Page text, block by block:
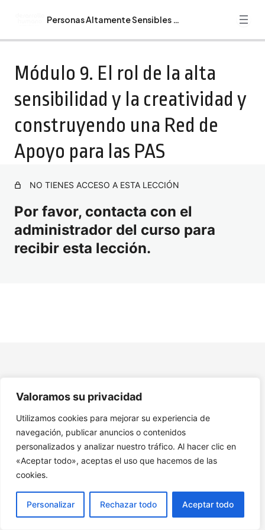
Valoramos su privacidad
Utilizamos cookies para mejorar su experiencia de
navegación, publicar anuncios o contenidos
personalizados y analizar nuestro tráfico. Al hacer clic en
«Aceptar todo», aceptas el uso que hacemos de las
cookies.
Personalizar Rechazar todo Aceptar todo
Personas Altamente Sensibles (PAS)
Guía Alumn@ Curso Personas Altamente Sensibles (PAS)
Bienvenida. Recomendaciones. Programa Formativo
Curso Personas Altamente Sensibles (PAS)
Módulo 1. Introducción y características de las Personas
Altamente Sensibles
Módulo 2. Retos de ser PAS en la sociedad y cómo
Módulo 4. Comunicación y desarrollo de resiliencia como
personas altamente sensibles
Módulo 5. El Autocuidado integral y aplicaciones
Módulo 9. El rol de la alta sensibilidad y la creatividad
Módulo 10. Salud mental y el camino hacia la auto
realización y el propósito de vida
11. Recursos Adicionales Curso Personas Altamente
Sensibles (PAS)
Módulo 9. El rol de la alta
sensibilidad y la creatividad y
construyendo una Red de
Apoyo para las PAS
NO TIENES ACCESO A ESTA LECCIÓN
Por favor, contacta con el
administrador del curso para
recibir esta lección.